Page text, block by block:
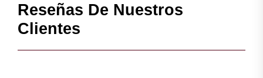
Reseñas De Nuestros
Clientes